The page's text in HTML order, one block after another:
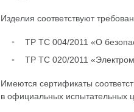
Изделия соответствуют
ТР ТС 004/2011 «О
ТР ТС 020/2011
Имеются сертификаты
в официальных испытательных